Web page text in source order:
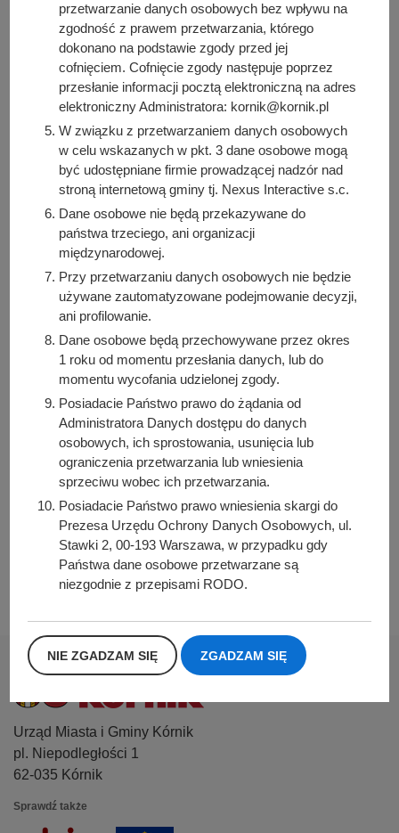
Petycja z dnia 3.04.2023 r.
Petycja z dnia 27.03.2023 r.
Petycja z dnia 16.02.2023 r.
Petycja z dnia 16.08.2022 r.
Petycja z dnia 31.07.2022 r.
Petycja z dnia 23.06.2022 r.
Petycja z dnia 9.03.2022 r.
Petycja z dnia 2.02.2022 r.
Petycja z dnia 21.12.2021 r.
Petycje składane do Sołtysów:
Petycja do sołtysa wsi Konarskie z dnia 4.02.2022 r.
(WB2-ET.7021.71.2022) do sołtysa wsi Konarskie
Osoba odpowiedzialna za treść:
Katarzyna Roth
Osoba odpowiedzialna za publikację:
Data wytworzenia:
2021-05-06 12:00:00
Data publikacji:
2021-05-06 12:00:00
Data ostatniej modyfikacji:
Urząd Miasta i Gminy Kórnik
pl. Niepodległości 1
62-035 Kórnik
Sprawdź także
przetwarzanie danych osobowych bez wpływu na
zgodność z prawem przetwarzania, którego
dokonano na podstawie zgody przed jej
cofnięciem. Cofnięcie zgody następuje poprzez
przesłanie informacji pocztą elektroniczną na adres
elektroniczny Administratora: kornik@kornik.pl
W związku z przetwarzaniem danych osobowych
w celu wskazanych w pkt. 3 dane osobowe mogą
być udostępniane firmie prowadzącej nadzór nad
stroną internetową gminy tj. Nexus Interactive s.c.
Dane osobowe nie będą przekazywane do
państwa trzeciego, ani organizacji
międzynarodowej.
Przy przetwarzaniu danych osobowych nie będzie
używane zautomatyzowane podejmowanie decyzji,
ani profilowanie.
Dane osobowe będą przechowywane przez okres
1 roku od momentu przesłania danych, lub do
momentu wycofania udzielonej zgody.
Posiadacie Państwo prawo do żądania od
Administratora Danych dostępu do danych
osobowych, ich sprostowania, usunięcia lub
ograniczenia przetwarzania lub wniesienia
sprzeciwu wobec ich przetwarzania.
Posiadacie Państwo prawo wniesienia skargi do
Prezesa Urzędu Ochrony Danych Osobowych, ul.
Stawki 2, 00-193 Warszawa, w przypadku gdy
Państwa dane osobowe przetwarzane są
niezgodnie z przepisami RODO.
NIE ZGADZAM SIĘ ZGADZAM SIĘ